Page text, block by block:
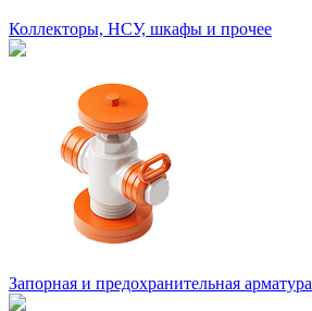
Коллекторы, НСУ, шкафы и прочее
Запорная и предохранительная арматура